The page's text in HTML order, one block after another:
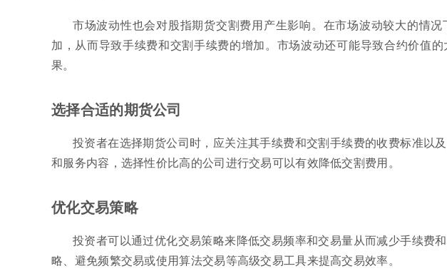
市场波动性也会对股指期货交割费用产生影响。在市场波动较大的情
加，从而导致手续费和交割手续费的增加。市场波动还可能导致合约价值
果。
选择合适的期货公司
投资者在选择期货公司时，应关注其手续费和交割手续费的收费标准以
和服务内容，选择性价比高的公司进行交易可以有效降低交割费用。
优化交易策略
投资者可以通过优化交易策略来降低交易频率和交易量从而减少手续费
略、避免频繁交易或使用算法交易等高级交易工具来提高交易效率。